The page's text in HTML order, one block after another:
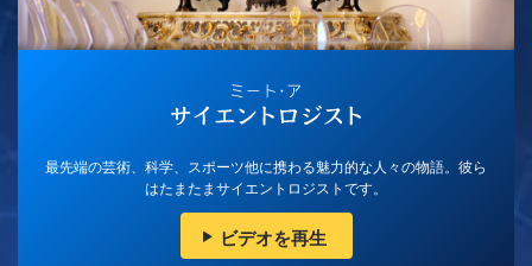
最先端の芸術、科学、スポーツ他に携わる魅力的な人々の物語。彼ら
はたまたまサイエントロジストです。
ビデオを再生